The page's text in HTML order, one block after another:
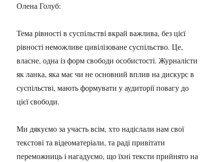
Олена Голуб:
Тема рівності в суспільстві вкрай важлива, без цієї
рівності неможливе цивілізоване суспільство. Це,
власне, одна із форм свободи особистості. Журналісти
як ланка, яка має чи не основний вплив на дискурс в
суспільстві, мають формувати у аудиторії повагу до
цієї свободи.
Ми дякуємо за участь всім, хто надіслали нам свої
текстові та відеоматеріали, та раді привітати
переможниць і нагадуємо, що їхні тексти прийнято на